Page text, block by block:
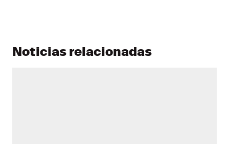
Noticias relacionadas